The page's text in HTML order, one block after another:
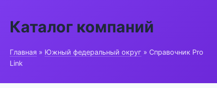
Каталог компаний
Главная » Южный федеральный округ » Справочник Pro
Link